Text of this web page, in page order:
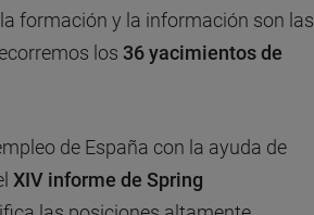
formación y la información son las
los 36 yacimientos de
de España con la ayuda de
XIV informe de Spring